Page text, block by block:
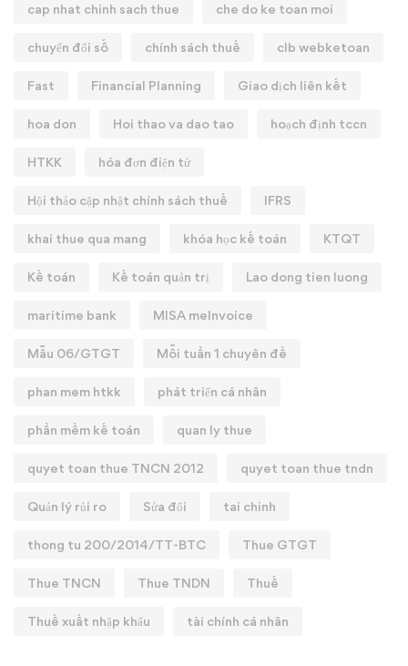
cap nhat chinh sach thue che do ke toan moi
chuyển đổi số chính sách thuế clb webketoan
Fast Financial Planning Giao dịch liên kết
hoa don Hoi thao va dao tao hoạch định tccn
HTKK hóa đơn điện tử
Hội thảo cập nhật chính sách thuế IFRS
khai thue qua mang khóa học kế toán KTQT
Kế toán Kế toán quản trị Lao dong tien luong
maritime bank MISA meInvoice
Mẫu 06/GTGT Mỗi tuần 1 chuyên đề
phan mem htkk phát triển cá nhân
phần mềm kế toán quan ly thue
quyet toan thue TNCN 2012 quyet toan thue tndn
Quản lý rủi ro Sửa đổi tai chinh
thong tu 200/2014/TT-BTC Thue GTGT
Thue TNCN Thue TNDN Thuế
Thuế xuất nhập khẩu tài chính cá nhân